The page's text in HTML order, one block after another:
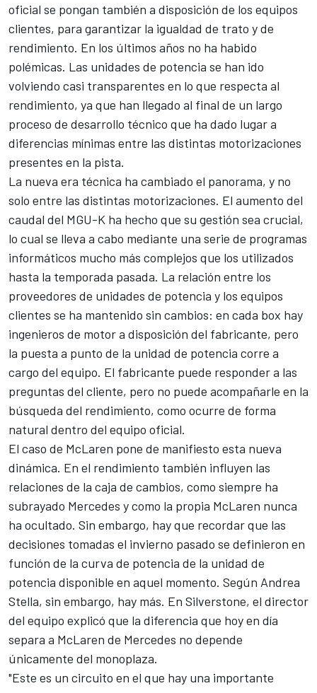
oficial se pongan también a disposición de los equipos
clientes, para garantizar la igualdad de trato y de
rendimiento. En los últimos años no ha habido
polémicas. Las unidades de potencia se han ido
volviendo casi transparentes en lo que respecta al
rendimiento, ya que han llegado al final de un largo
proceso de desarrollo técnico que ha dado lugar a
diferencias mínimas entre las distintas motorizaciones
presentes en la pista.
La nueva era técnica ha cambiado el panorama, y no
solo entre las distintas motorizaciones. El aumento del
caudal del MGU-K ha hecho que su gestión sea crucial,
lo cual se lleva a cabo mediante una serie de programas
informáticos mucho más complejos que los utilizados
hasta la temporada pasada. La relación entre los
proveedores de unidades de potencia y los equipos
clientes se ha mantenido sin cambios: en cada box hay
ingenieros de motor a disposición del fabricante, pero
la puesta a punto de la unidad de potencia corre a
cargo del equipo. El fabricante puede responder a las
preguntas del cliente, pero no puede acompañarle en la
búsqueda del rendimiento, como ocurre de forma
natural dentro del equipo oficial.
El caso de McLaren pone de manifiesto esta nueva
dinámica. En el rendimiento también influyen las
relaciones de la caja de cambios, como siempre ha
subrayado Mercedes y como la propia McLaren nunca
ha ocultado. Sin embargo, hay que recordar que las
decisiones tomadas el invierno pasado se definieron en
función de la curva de potencia de la unidad de
potencia disponible en aquel momento. Según Andrea
Stella, sin embargo, hay más. En Silverstone, el director
del equipo explicó que la diferencia que hoy en día
separa a McLaren de Mercedes no depende
únicamente del monoplaza.
"Este es un circuito en el que hay una importante